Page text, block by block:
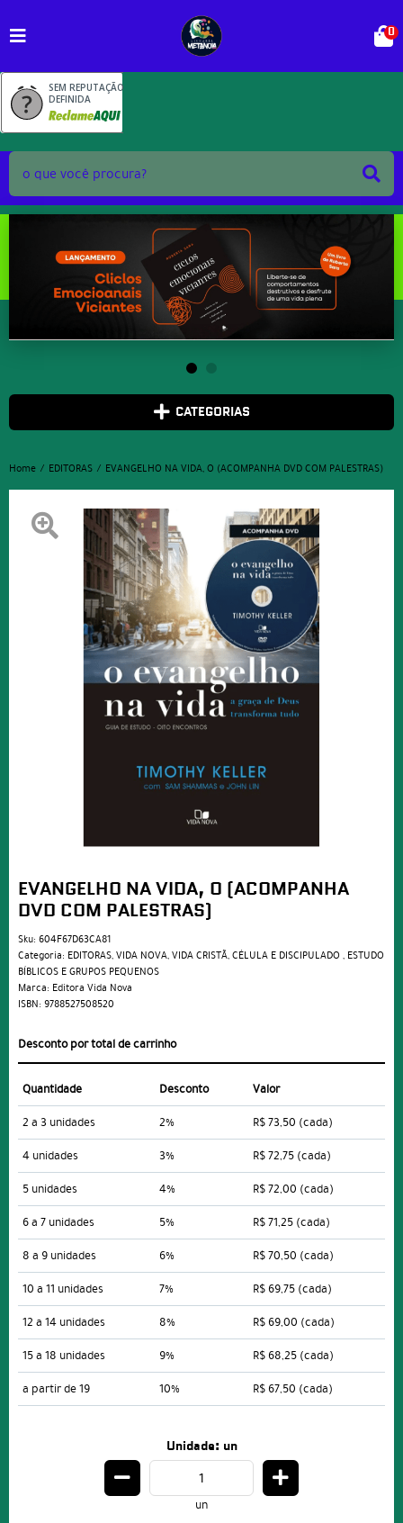
SEM REPUTAÇÃO
DEFINIDA
0
CATEGORIAS
Home EDITORAS EVANGELHO NA VIDA, O (ACOMPANHA DVD COM PALESTRAS)
EVANGELHO NA VIDA, O (ACOMPANHA
DVD COM PALESTRAS)
Sku: 604F67D63CA81
Categoria: EDITORAS,VIDA NOVA,VIDA CRISTÃ,CÉLULA E DISCIPULADO , ESTUDO
BÍBLICOS E GRUPOS PEQUENOS
Marca: Editora Vida Nova
ISBN: 9788527508520
Desconto por total de carrinho
Quantidade Desconto
Valor
2 a 3 unidades
2% R$ 73,50 (cada)
4 unidades
3% R$ 72,75 (cada)
5 unidades
4% R$ 72,00 (cada)
6 a 7 unidades
5% R$ 71,25 (cada)
8 a 9 unidades
6% R$ 70,50 (cada)
10 a 11 unidades
7% R$ 69,75 (cada)
12 a 14 unidades
8% R$ 69,00 (cada)
15 a 18 unidades
9% R$ 68,25 (cada)
a partir de 19
10% R$ 67,50 (cada)
Unidade: un
un